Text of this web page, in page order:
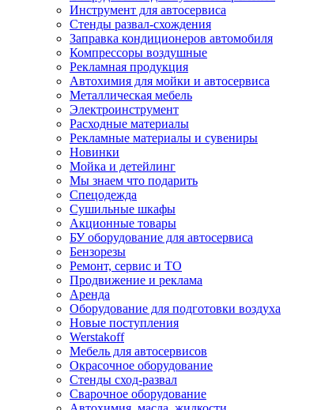
Инструмент для автосервиса
Стенды развал-схождения
Заправка кондиционеров автомобиля
Компрессоры воздушные
Рекламная продукция
Автохимия для мойки и автосервиса
Металлическая мебель
Электроинструмент
Расходные материалы
Рекламные материалы и сувениры
Новинки
Мойка и детейлинг
Мы знаем что подарить
Спецодежда
Сушильные шкафы
Акционные товары
БУ оборудование для автосервиса
Бензорезы
Ремонт, сервис и ТО
Продвижение и реклама
Аренда
Оборудование для подготовки воздуха
Новые поступления
Werstakoff
Мебель для автосервисов
Окрасочное оборудование
Стенды сход-развал
Сварочное оборудование